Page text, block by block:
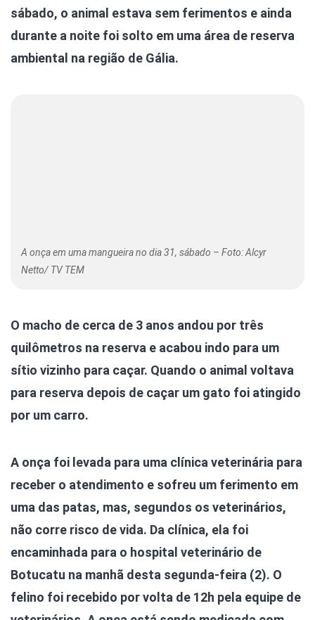
sábado, o animal estava sem ferimentos e ainda
durante a noite foi solto em uma área de reserva
ambiental na região de Gália.
A onça em uma mangueira no dia 31, sábado – Foto: Alcyr
Netto/ TV TEM
O macho de cerca de 3 anos andou por três
quilômetros na reserva e acabou indo para um
sítio vizinho para caçar. Quando o animal voltava
para reserva depois de caçar um gato foi atingido
por um carro.
A onça foi levada para uma clínica veterinária para
receber o atendimento e sofreu um ferimento em
uma das patas, mas, segundos os veterinários,
não corre risco de vida. Da clínica, ela foi
encaminhada para o hospital veterinário de
Botucatu na manhã desta segunda-feira (2). O
felino foi recebido por volta de 12h pela equipe de